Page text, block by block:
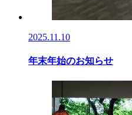
2025.11.10
年末年始のお知らせ